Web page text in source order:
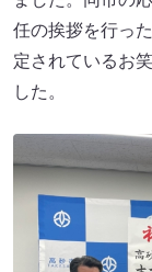
任の挨拶を行っ
定されているお
した。